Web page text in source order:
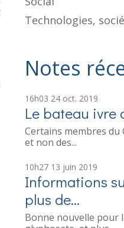
Technologies,
Notes
16h03 24 oct. 2019
Le bateau ivre
Certains membres du
et non des...
10h27 13 juin 2019
Informations
plus de...
Bonne nouvelle pour